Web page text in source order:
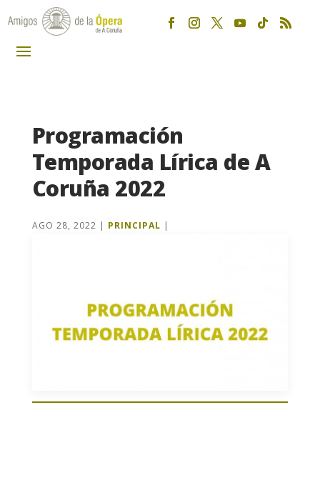
Programación
Temporada Lírica de A
Coruña 2022
AGO 28, 2022 | PRINCIPAL |